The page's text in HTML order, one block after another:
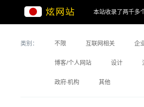
本站收录了两千多
类别： 不限 互联网相关 企
博客/个人网站 设计
政府·机构 其他